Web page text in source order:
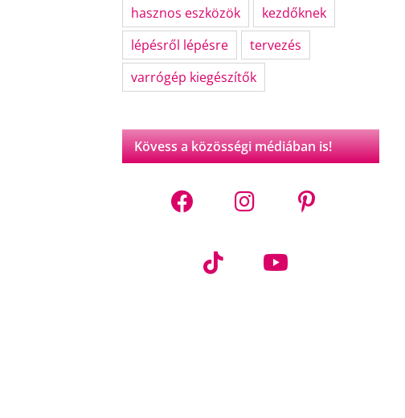
hasznos eszközök
kezdőknek
lépésről lépésre
tervezés
varrógép kiegészítők
Kövess a közösségi médiában is!